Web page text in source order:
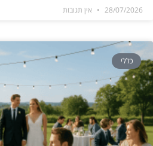
28/07/2026 אין תגובות
כללי